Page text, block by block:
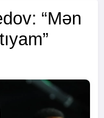
“Mən